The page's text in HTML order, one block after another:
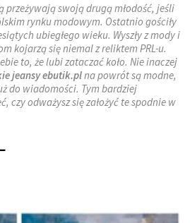
przeżywają swoją drugą młodość, jeśli
rynku modowym. Ostatnio gościły
ubiegłego wieku. Wyszły z mody i
kojarzą się niemal z reliktem PRL-u.
to, że lubi zataczać koło. Nie inaczej
jeansy ebutik.plna powrót są modne,
do wiadomości. Tym bardziej
czy odważysz się założyć te spodnie w